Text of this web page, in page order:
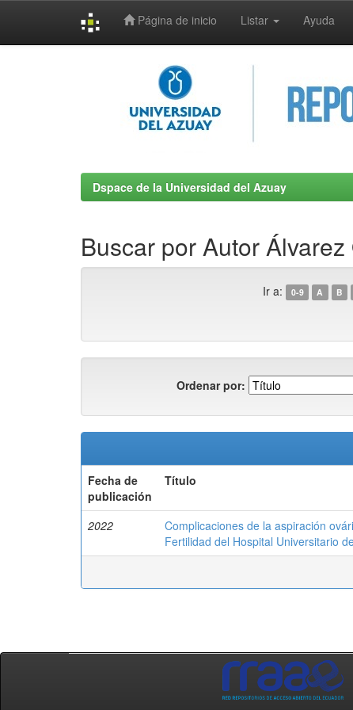
Página de inicio Listar Ayuda
Dspace de la Universidad del Azuay
Buscar por Autor
Ir a: 0-9 A B
Ordenar por:
Fecha de
publicación
Título
2022
Complicaciones de la aspiración
Fertilidad del Hospital Universitario